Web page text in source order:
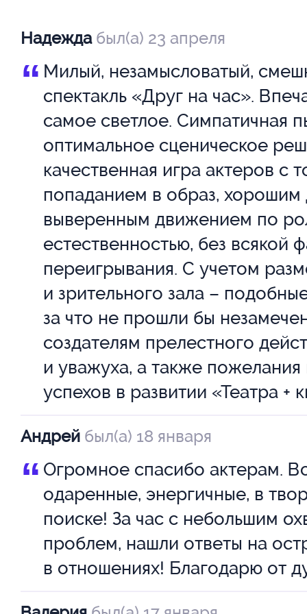
Идти к врачу? Вроде, не
Жаловаться коллегам или
Могут не понять...
Что же делать? Есть простой
на час! Он выслушает, утешит,
А, если надо, то и выпьет за
ответ не требует ничего,
гонорара.
Вот такое хобби изобрёл
Андрей, программист-
помогая другим, он сам
прекрасный момент не
встреча, которая все меняет...
«Друг на час, или несколько
любовь...» - это лирическая
комедия, где зрители
непосредственными
Надеждабыл(а) 23 апреля
“ Милый, незамысловатый,
спектакль «Друг на час».
самое светлое. Симпатичная
оптимальное сценическое
качественная игра актеров с
попаданием в образ, хорошим
выверенным движением по
естественностью, без всякой
переигрывания. С учетом
и зрительного зала –
за что не прошли бы
создателям прелестного
и уважуха, а также пожелания
успехов в развитии «Театра +
Андрей был(а) 18 января
“ Огромное спасибо актерам.
одаренные, энергичные, в
поиске! За час с небольшим
проблем, нашли ответы на
в отношениях! Благодарю от